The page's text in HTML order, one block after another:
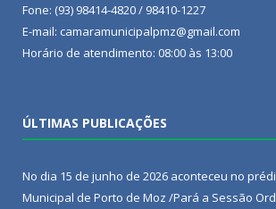
Fone: (93) 98414-4820 / 98410-1227
E-mail: camaramunicipalpmz@gmail.com
Horário de atendimento: 08:00 às 13:00
ÚLTIMAS PUBLICAÇÕES
No dia 15 de junho de 2026 aconteceu no
Municipal de Porto de Moz /Pará a Sessão